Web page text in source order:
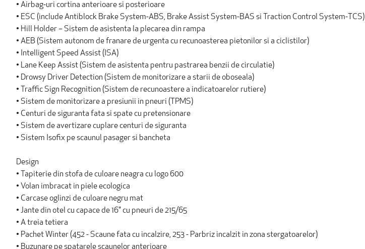
• Airbag-uri cortina anterioare si posterioare
• ESC (include Antiblock Brake System-ABS, Brake Assist System-BAS si Traction Control System-TCS)
• Hill Holder – Sistem de asistenta la plecarea din rampa
• AEB (Sistem autonom de franare de urgenta cu recunoasterea pietonilor si a ciclistilor)
• Intelligent Speed Assist (ISA)
• Lane Keep Assist (Sistem de asistenta pentru pastrarea benzii de circulatie)
• Drowsy Driver Detection (Sistem de monitorizare a starii de oboseala)
• Traffic Sign Recognition (Sistem de recunoastere a indicatoarelor rutiere)
• Sistem de monitorizare a presiunii in pneuri (TPMS)
• Centuri de siguranta fata si spate cu pretensionare
• Sistem de avertizare cuplare centuri de siguranta
• Sistem Isofix pe scaunul pasager si bancheta
Design
• Tapiterie din stofa de culoare neagra cu logo 600
• Volan imbracat in piele ecologica
• Carcase oglinzi de culoare negru mat
• Jante din otel cu capace de 16" cu pneuri de 215/65
• A treia tetiera
• Pachet Winter (452 - Scaune fata cu incalzire, 253 - Parbriz incalzit in zona stergatoarelor)
• Buzunare pe spatarele scaunelor anterioare